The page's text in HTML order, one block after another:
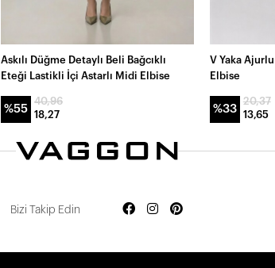
Askılı Düğme Detaylı Beli Bağcıklı
Eteği Lastikli İçi Astarlı Midi Elbise
%55
40,96
18,27
V Yaka
Elbise
%33
20,37
13,65
Bizi Takip Edin